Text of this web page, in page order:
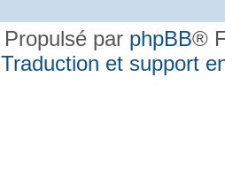
Propulsé par phpBB®
Traduction et support